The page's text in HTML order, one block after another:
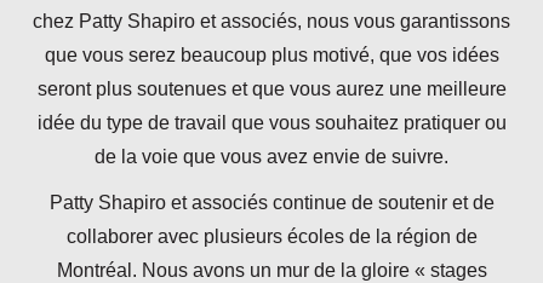
chez Patty Shapiro et associés, nous vous garantissons
que vous serez beaucoup plus motivé, que vos idées
seront plus soutenues et que vous aurez une meilleure
idée du type de travail que vous souhaitez pratiquer ou
de la voie que vous avez envie de suivre.
Patty Shapiro et associés continue de soutenir et de
collaborer avec plusieurs écoles de la région de
Montréal. Nous avons un mur de la gloire « stages